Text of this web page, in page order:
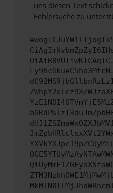
uns diesen Text
Fehlersuche zu